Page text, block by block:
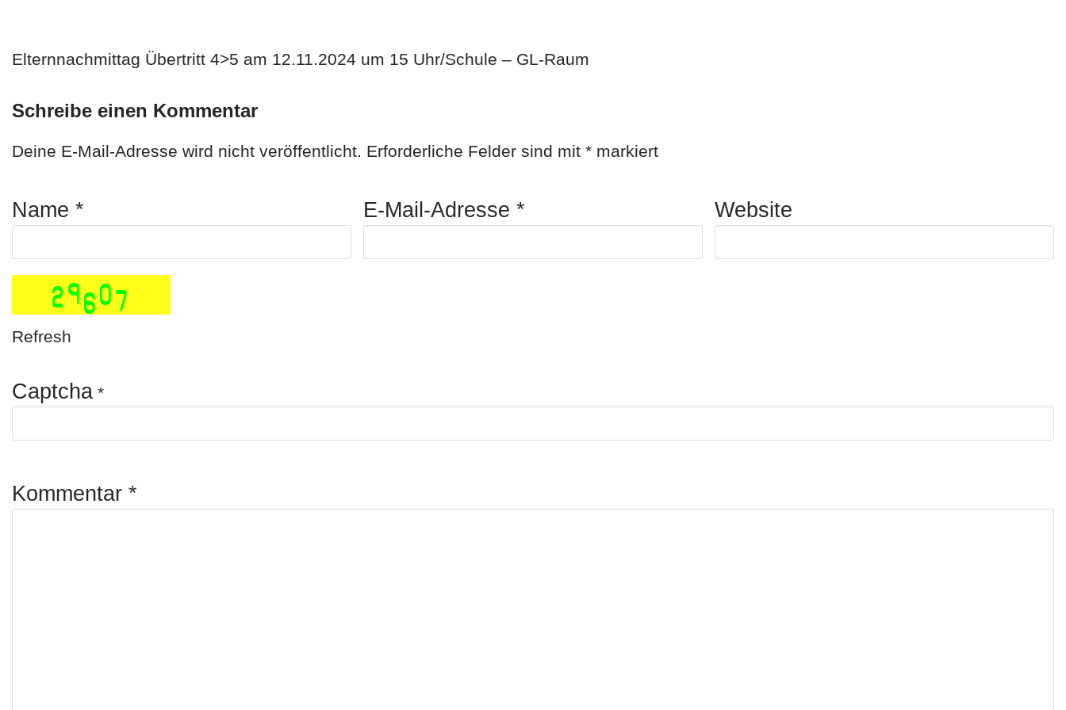
n
e
Elternnachmittag Übertritt 4>5 am 12.11.2024 um 15 Uhr/Schule – GL-Raum
Schreibe einen Kommentar
Deine E-Mail-Adresse wird nicht veröffentlicht. Erforderliche Felder sind mit * markiert
Name * E-Mail-Adresse * Website
Refresh
Captcha *
Kommentar *